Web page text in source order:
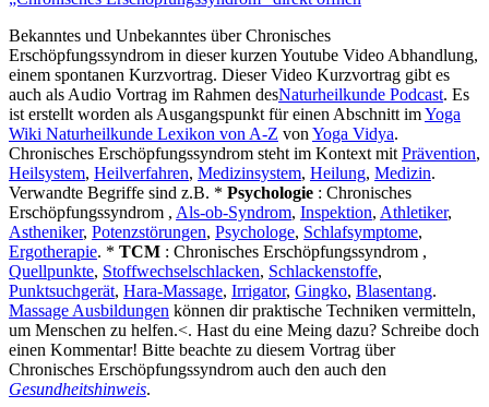
Bekanntes und Unbekanntes über Chronisches
Erschöpfungssyndrom in dieser kurzen Youtube Video Abhandlung,
einem spontanen Kurzvortrag. Dieser Video Kurzvortrag gibt es
auch als Audio Vortrag im Rahmen desNaturheilkunde Podcast. Es
ist erstellt worden als Ausgangspunkt für einen Abschnitt imYoga
Wiki Naturheilkunde Lexikon von A-Z von Yoga Vidya.
Chronisches Erschöpfungssyndrom steht im Kontext mit Prävention,
Heilsystem, Heilverfahren, Medizinsystem, Heilung, Medizin.
Verwandte Begriffe sind z.B. * Psychologie : Chronisches
Erschöpfungssyndrom , Als-ob-Syndrom, Inspektion, Athletiker,
Astheniker, Potenzstörungen, Psychologe, Schlafsymptome,
Ergotherapie. * TCM : Chronisches Erschöpfungssyndrom ,
Quellpunkte, Stoffwechselschlacken, Schlackenstoffe,
Punktsuchgerät, Hara-Massage, Irrigator, Gingko, Blasentang.
Massage Ausbildungen können dir praktische Techniken vermitteln,
um Menschen zu helfen.<. Hast du eine Meing dazu? Schreibe doch
einen Kommentar! Bitte beachte zu diesem Vortrag über
Chronisches Erschöpfungssyndrom auch den auch den
Gesundheitshinweis.